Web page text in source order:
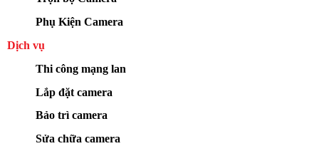
Phụ Kiện Camera
Dịch vụ
Thi công mạng lan
Lắp đặt camera
Bảo trì camera
Sửa chữa camera